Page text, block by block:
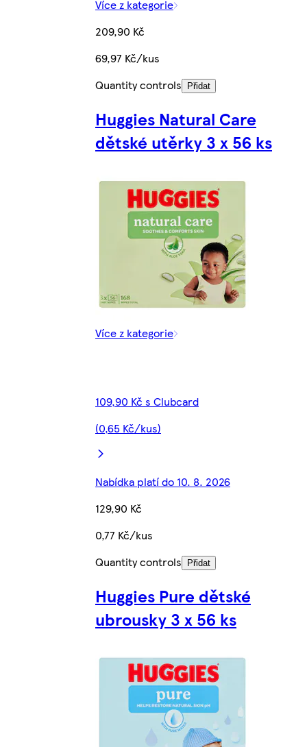
Více z kategorie
209,90 Kč
69,97 Kč/kus
Quantity controls
Přidat
Huggies Natural Care
dětské utěrky 3 x 56 ks
Více z kategorie
109,90 Kč s Clubcard
(0,65 Kč/kus)
Nabídka platí do 10. 8. 2026
129,90 Kč
0,77 Kč/kus
Quantity controls
Přidat
Huggies Pure dětské
ubrousky 3 x 56 ks